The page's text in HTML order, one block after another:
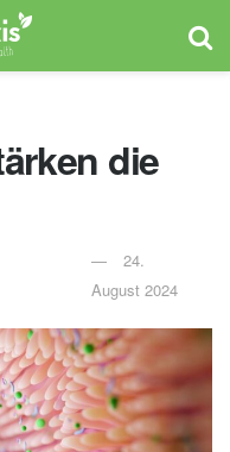
die
24.
August 2024